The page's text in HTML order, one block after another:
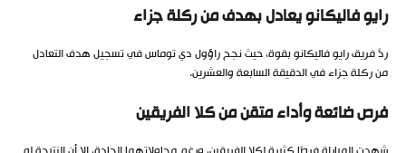
رايو فاليكانو يعادل بهدف من ركلة جزاء
ردَّ فريق رايو فاليكانو بقوة، حيث نجح راؤول دي توماس في تسجيل هدف التعادل
من ركلة جزاء في الدقيقة السابعة والعشرين.
فرص ضائعة وأداء متقن من كلا الفريقين